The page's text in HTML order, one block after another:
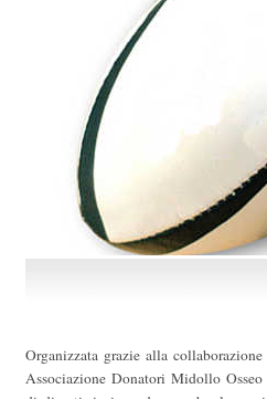
Organizzata grazie alla
Associazione Donatori Midollo